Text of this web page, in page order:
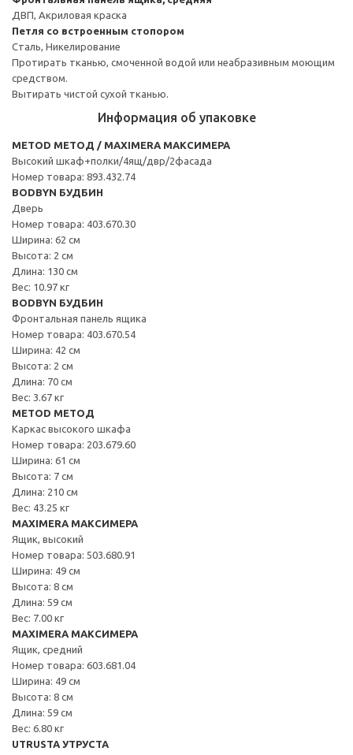
ДВП, Акриловая краска
Петля со встроенным стопором
Сталь, Никелирование
Протирать тканью, смоченной водой или неабразивным моющим
средством.
Вытирать чистой сухой тканью.
Информация об упаковке
METOD МЕТОД / MAXIMERA МАКСИМЕРА
Высокий шкаф+полки/4ящ/двр/2фасада
Номер товара: 893.432.74
BODBYN БУДБИН
Дверь
Номер товара: 403.670.30
Ширина: 62 см
Высота: 2 см
Длина: 130 см
Вес: 10.97 кг
BODBYN БУДБИН
Фронтальная панель ящика
Номер товара: 403.670.54
Ширина: 42 см
Высота: 2 см
Длина: 70 см
Вес: 3.67 кг
METOD МЕТОД
Каркас высокого шкафа
Номер товара: 203.679.60
Ширина: 61 см
Высота: 7 см
Длина: 210 см
Вес: 43.25 кг
MAXIMERA МАКСИМЕРА
Ящик, высокий
Номер товара: 503.680.91
Ширина: 49 см
Высота: 8 см
Длина: 59 см
Вес: 7.00 кг
MAXIMERA МАКСИМЕРА
Ящик, средний
Номер товара: 603.681.04
Ширина: 49 см
Высота: 8 см
Длина: 59 см
Вес: 6.80 кг
UTRUSTA УТРУСТА